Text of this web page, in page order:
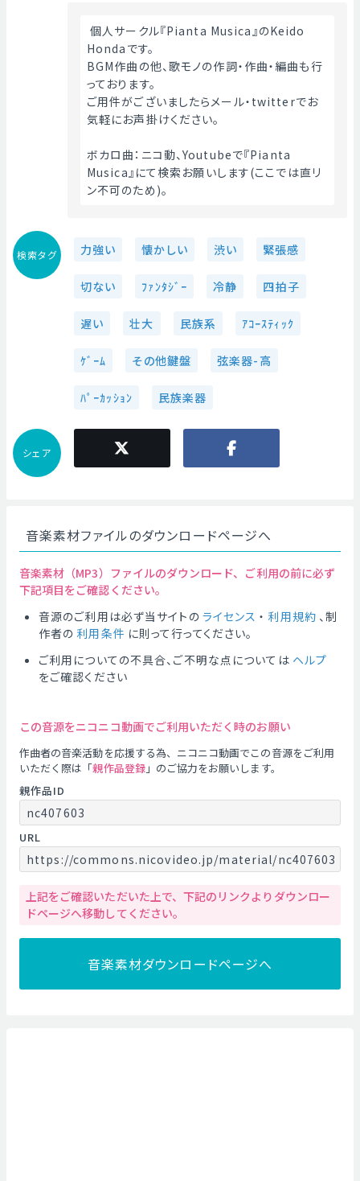
個人サークル『Pianta Musica』のKeido
Hondaです。
BGM作曲の他、歌モノの作詞・作曲・編曲も行
っております。
ご用件がございましたらメール・twitterでお
気軽にお声掛けください。
ボカロ曲：ニコ動、Youtubeで『Pianta
Musica』にて検索お願いします(ここでは直リ
ン不可のため)。
検索タグ 力強い 懐かしい 渋い 緊張感
切ない ﾌｧﾝﾀｼﾞｰ 冷静 四拍子
遅い 壮大 民族系 ｱｺｰｽﾃｨｯｸ
ｹﾞｰﾑ その他鍵盤 弦楽器-高
ﾊﾟｰｶｯｼｮﾝ 民族楽器
シェア
音楽素材ファイルのダウンロードページへ
音楽素材（MP3）ファイルのダウンロード、ご利用の前に必ず
下記項目をご確認ください。
音源のご利用は必ず当サイトの ライセンス ・ 利用規約 、制
作者の 利用条件 に則って行ってください。
ご利用についての不具合、ご不明な点については ヘルプ
をご確認ください
この音源をニコニコ動画でご利用いただく時のお願い
作曲者の音楽活動を応援する為、ニコニコ動画でこの音源をご利用
いただく際は「親作品登録」のご協力をお願いします。
親作品ID
nc407603
URL
https://commons.nicovideo.jp/material/nc407603
上記をご確認いただいた上で、下記のリンクよりダウンロー
ドページへ移動してください。
音楽素材ダウンロードページへ